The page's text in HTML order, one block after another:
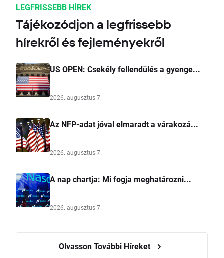
LEGFRISSEBB HÍREK
Tájékozódjon a legfrissebb
hírekről és fejleményekről
US OPEN: Csekély fellendülés a gyenge...
2026. augusztus 7.
Az NFP-adat jóval elmaradt a várakozá...
2026. augusztus 7.
A nap chartja: Mi fogja meghatározni...
2026. augusztus 7.
Olvasson További Híreket